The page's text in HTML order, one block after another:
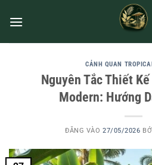
CẢNH QUAN
Nguyên Tắc Thiết
Modern: Hướng
ĐĂNG VÀO 27/05/2026